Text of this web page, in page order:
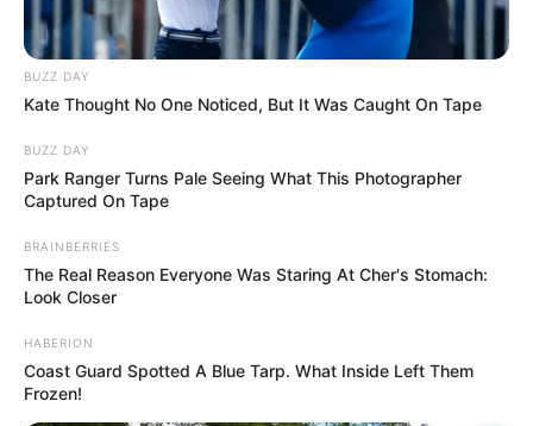
BUZZ DAY
Kate Thought No One Noticed, But It Was Caught On Tape
BUZZ DAY
Park Ranger Turns Pale Seeing What This Photographer
Captured On Tape
BRAINBERRIES
The Real Reason Everyone Was Staring At Cher's Stomach:
Look Closer
HABERION
Coast Guard Spotted A Blue Tarp. What Inside Left Them
Frozen!